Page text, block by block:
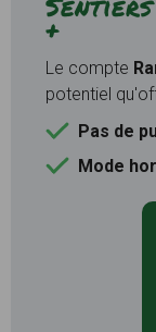
+
Le compte
potentiel
Pas de
Mode